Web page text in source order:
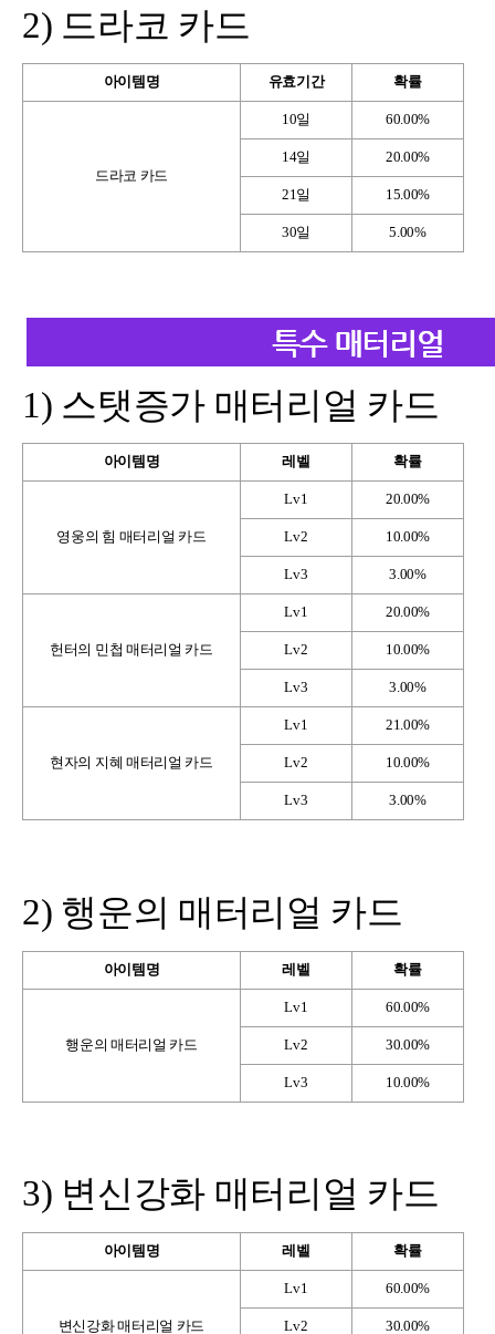
2) 드라코 카드
아이템명 유효기간 확률
드라코 카드
10일 60.00%
14일 20.00%
21일 15.00%
30일 5.00%
1) 스탯증가 매터리얼 카드
아이템명 레벨 확률
영웅의 힘 매터리얼 카드
Lv1 20.00%
Lv2 10.00%
Lv3 3.00%
헌터의 민첩 매터리얼 카드
Lv1 20.00%
Lv2 10.00%
Lv3 3.00%
현자의 지혜 매터리얼 카드
Lv1 21.00%
Lv2 10.00%
Lv3 3.00%
2) 행운의 매터리얼 카드
아이템명 레벨 확률
행운의 매터리얼 카드
Lv1 60.00%
Lv2 30.00%
Lv3 10.00%
3) 변신강화 매터리얼 카드
아이템명 레벨 확률
변신강화 매터리얼 카드
Lv1 60.00%
Lv2 30.00%